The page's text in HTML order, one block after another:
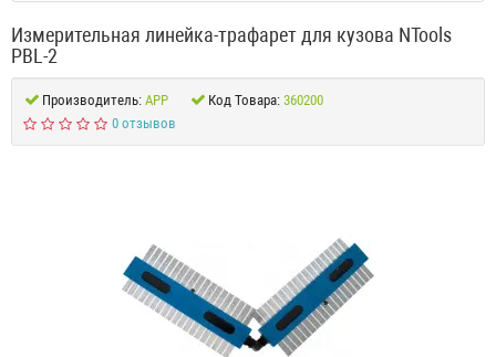
Измерительная линейка-трафарет для кузова NTools
PBL-2
Производитель: APP Код Товара: 360200
0 отзывов